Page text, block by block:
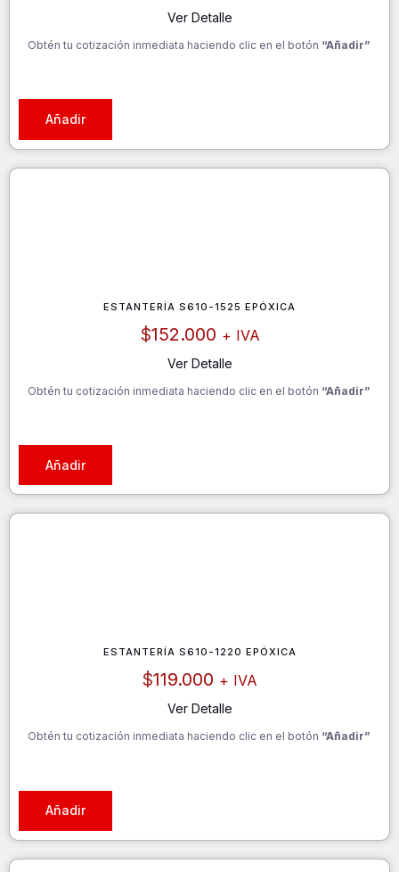
Ver Detalle
Obtén tu cotización inmediata haciendo clic en el botón “Añadir”
Añadir
ESTANTERÍA S610-1525 EPÓXICA
$152.000 + IVA
Ver Detalle
Obtén tu cotización inmediata haciendo clic en el botón “Añadir”
Añadir
ESTANTERÍA S610-1220 EPÓXICA
$119.000 + IVA
Ver Detalle
Obtén tu cotización inmediata haciendo clic en el botón “Añadir”
Añadir